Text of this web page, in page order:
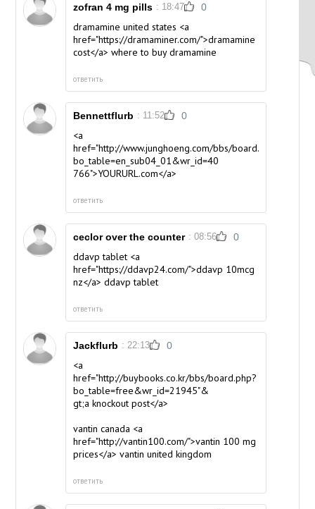
zofran 4 mg pills : 18:47 0
dramamine united states <a
href="https://dramaminer.com/">dramamine
cost</a> where to buy dramamine
ответить
Bennettflurb : 11:52 0
<a
href="http://www.junghoeng.com/bbs/board.php?
bo_table=en_sub04_01&wr_id=40
766">YOURURL.com</a>
ответить
ceclor over the counter : 08:56 0
ddavp tablet <a
href="https://ddavp24.com/">ddavp 10mcg
nz</a> ddavp tablet
ответить
Jackflurb : 22:13 0
<a
href="http://buybooks.co.kr/bbs/board.php?
bo_table=free&wr_id=21945"&
gt;a knockout post</a>
vantin canada <a
href="http://vantin100.com/">vantin 100 mg
prices</a> vantin united kingdom
ответить